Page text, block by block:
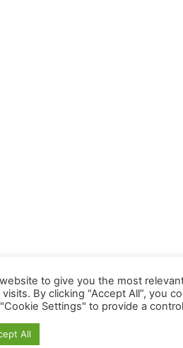
to give you the most
By clicking “Accept All”, you
Settings" to provide a
All